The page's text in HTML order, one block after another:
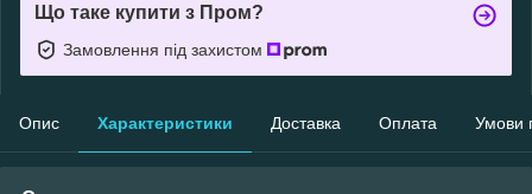
Що таке купити з Пром?
Замовлення під захистом
Опис Характеристики Доставка Оплата Умови